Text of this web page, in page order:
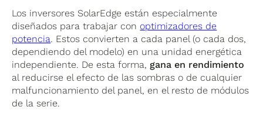
Los inversores SolarEdge están especialmente
diseñados para trabajar con optimizadores de
potencia. Estos convierten a cada panel (o cada dos,
dependiendo del modelo) en una unidad energética
independiente. De esta forma, gana en rendimiento
al reducirse el efecto de las sombras o de cualquier
malfuncionamiento del panel, en el resto de módulos
de la serie.